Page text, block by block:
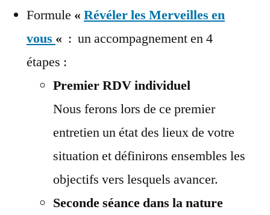
Formule « Révéler les Merveilles en
vous « : un accompagnement en 4
étapes :
Premier RDV individuel
Nous ferons lors de ce premier
entretien un état des lieux de votre
situation et définirons ensembles les
objectifs vers lesquels avancer.
Seconde séance dans la nature